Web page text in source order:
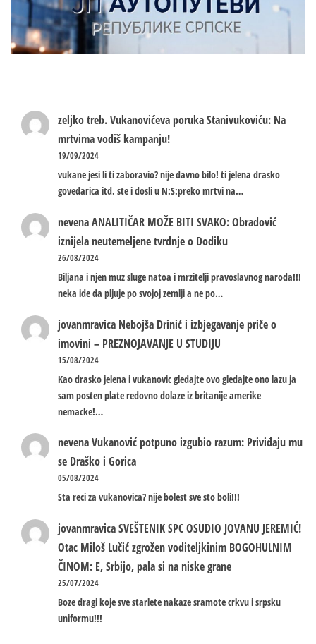
zeljko treb.Vukanovićeva poruka Stanivukoviću: Na
mrtvima vodiš kampanju!
19/09/2024
vukane jesi li ti zaboravio? nije davno bilo! ti jelena drasko
govedarica itd. ste i dosli u N:S:preko mrtvi na…
nevenaANALITIČAR MOŽE BITI SVAKO: Obradović
iznijela neutemeljene tvrdnje o Dodiku
26/08/2024
Biljana i njen muz sluge natoa i mrzitelji pravoslavnog naroda!!!
neka ide da pljuje po svojoj zemlji a ne po…
jovanmravica Nebojša Drinić i izbjegavanje priče o
imovini – PREZNOJAVANJE U STUDIJU
15/08/2024
Kao drasko jelena i vukanovic gledajte ovo gledajte ono lazu ja
sam posten plate redovno dolaze iz britanije amerike
nemacke!…
nevenaVukanović potpuno izgubio razum: Priviđaju mu
se Draško i Gorica
05/08/2024
Sta reci za vukanovica? nije bolest sve sto boli!!!
jovanmravicaSVEŠTENIK SPC OSUDIO JOVANU JEREMIĆ!
Otac Miloš Lučić zgrožen voditeljkinim BOGOHULNIM
ČINOM: E, Srbijo, pala si na niske grane
25/07/2024
Boze dragi koje sve starlete nakaze sramote crkvu i srpsku
uniformu!!!